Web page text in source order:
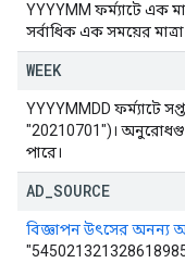
YYYYMM ফর্ম্যাটে এক
সর্বাধিক এক সময়ের মাত্রা
WEEK
YYYYMMDD ফর্ম্যাটে
"20210701")।
পারে।
AD SOURCE
বিজ্ঞাপন উৎসের অনন্য